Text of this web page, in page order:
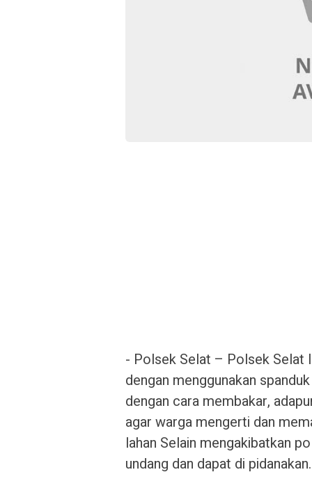
‎- Polsek Selat – Polsek Selat
dengan menggunakan
dengan cara membakar,
agar warga mengerti dan
lahan Selain mengakibatkan
undang dan dapat di pidanakan.